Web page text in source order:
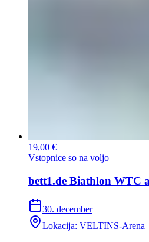
19,00 €
Vstopnice so na voljo
bett1.de Biathlon WTC
30. december
Lokacija: VELTINS-Arena